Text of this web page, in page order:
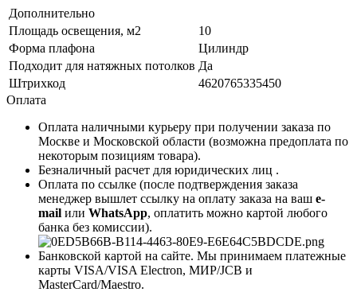
Дополнительно
Площадь освещения, м2
10
Форма плафона
Цилиндр
Подходит для натяжных потолков Да
Штрихкод
4620765335450
Оплата
Оплата наличными курьеру при получении заказа по
Москве и Московской области (возможна предоплата по
некоторым позициям товара).
Безналичный расчет для юридических лиц .
Оплата по ссылке (после подтверждения заказа
менеджер вышлет ссылку на оплату заказа на ваш e-
mail или WhatsApp, оплатить можно картой любого
банка без комиссии).
Банковской картой на сайте. Мы принимаем платежные
карты VISA/VISA Electron, МИР/JCB и
MasterCard/Maestro.